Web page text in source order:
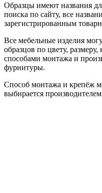
Образцы имеют названия
поиска по сайту, все
зарегистрированным
Все мебельные изделия
образцов по цвету,
способами монтажа и
фурнитуры.
Способ монтажа и крепёж
выбирается